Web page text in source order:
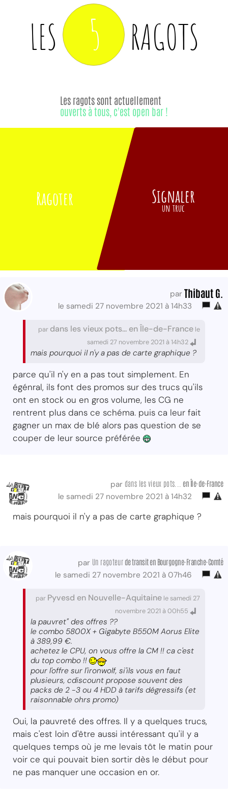
LES 5 RAGOTS
Ragoter
Les ragots sont actuellement
ouverts à tous, c'est open bar !
Signaler
un truc
par Thibaut G.
le samedi 27 novembre 2021 à 14h33
par dans les vieux pots... en Île-de-France le
samedi 27 novembre 2021 à 14h32
mais pourquoi il n'y a pas de carte graphique ?
parce qu'il n'y en a pas tout simplement. En
égénral, ils font des promos sur des trucs qu'ils
ont en stock ou en gros volume, les CG ne
rentrent plus dans ce schéma. puis ca leur fait
gagner un max de blé alors pas question de se
couper de leur source préférée
par dans les vieux pots... en Île-de-France
le samedi 27 novembre 2021 à 14h32
mais pourquoi il n'y a pas de carte graphique ?
par Un ragoteur de transiten Bourgogne-Franche-Comté
le samedi 27 novembre 2021 à 07h46
par Pyvesd en Nouvelle-Aquitaine le samedi 27
novembre 2021 à 00h55
la pauvret" des offres ??
le combo 5800X + Gigabyte B550M Aorus Elite
à 389,99 €.
achetez le CPU, on vous offre la CM !! ca c'est
du top combo !!
pour l'offre sur l'ironwolf, si'ils vous en faut
plusieurs, cdiscount propose souvent des
packs de 2 -3 ou 4 HDD à tarifs dégressifs (et
raisonnable ohrs promo)
Oui, la pauvreté des offres. Il y a quelques trucs,
mais c'est loin d'être aussi intéressant qu'il y a
quelques temps où je me levais tôt le matin pour
voir ce qui pouvait bien sortir dès le début pour
ne pas manquer une occasion en or.